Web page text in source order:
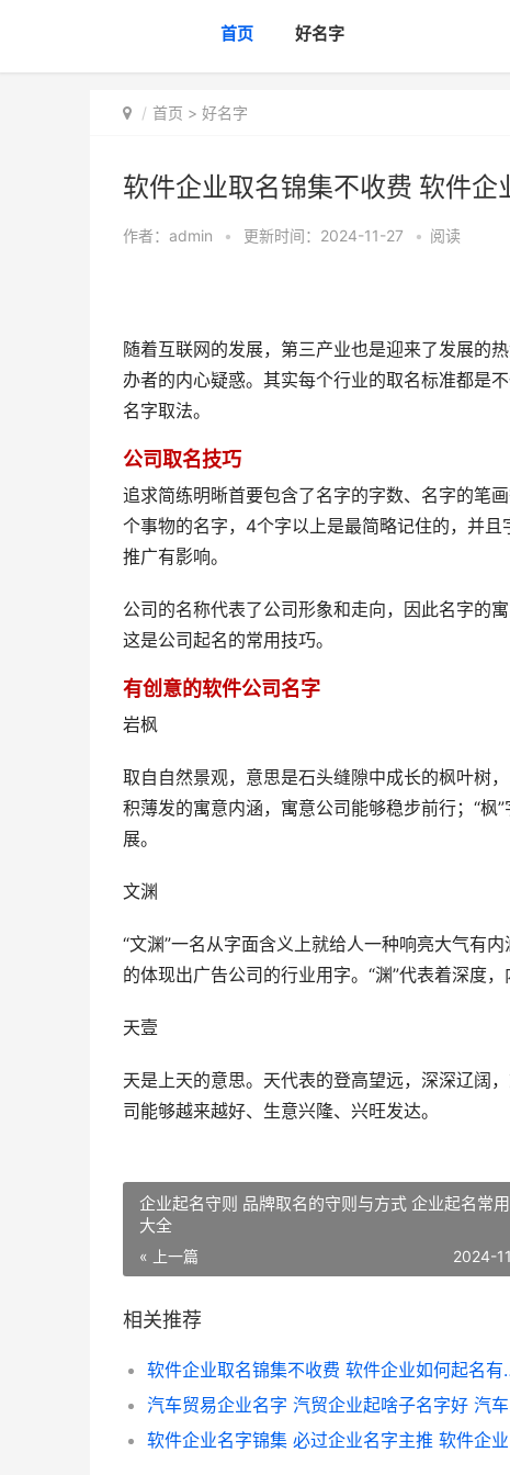
首页 好名字
首页 > 好名字
软件企业取名锦集不收费 软件
作者： admin • 更新时间：2024-11-27 • 阅读
随着互联网的发展，第三产业也是迎来了发展的
办者的内心疑惑。其实每个行业的取名标准都是
名字取法。
公司取名技巧
追求简练明晰首要包含了名字的字数、名字的笔
个事物的名字，4个字以上是最简略记住的，并
推广有影响。
公司的名称代表了公司形象和走向，因此名字的
这是公司起名的常用技巧。
有创意的软件公司名字
岩枫
取自自然景观，意思是石头缝隙中成长的枫叶树
积薄发的寓意内涵，寓意公司能够稳步前行；“
展。
文渊
“文渊”一名从字面含义上就给人一种响亮大气有
的体现出广告公司的行业用字。“渊”代表着深度，
天壹
天是上天的意思。天代表的登高望远，深深辽阔
司能够越来越好、生意兴隆、兴旺发达。
企业起名守则 品牌取名的守则与方式 企业起名常
大全
« 上一篇 2024-
相关推荐
软件企业取名锦